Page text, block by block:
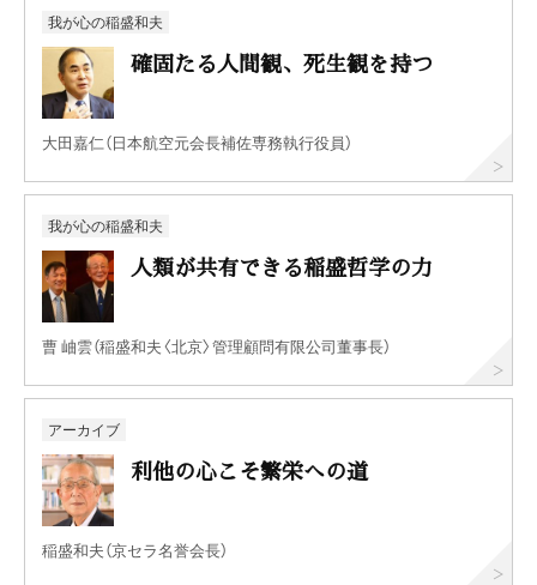
我が心の稲盛和夫
確固たる人間観、死生観を持つ
大田嘉仁（日本航空元会長補佐専務執行役員）
我が心の稲盛和夫
人類が共有できる稲盛哲学の力
曹 岫雲（稲盛和夫〈北京〉管理顧問有限公司董事長）
アーカイブ
利他の心こそ繁栄への道
稲盛和夫（京セラ名誉会長）